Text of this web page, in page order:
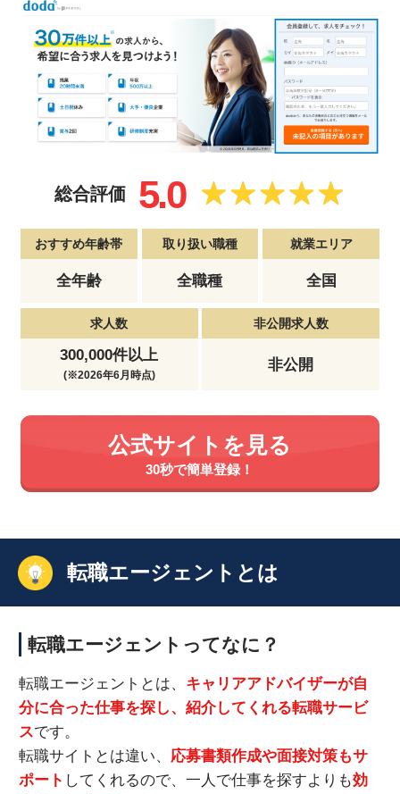
総合評価 5.0
おすすめ年齢帯
全年齢
取り扱い職種
全職種
就業エリア
全国
求人数
300,000件以上
(※2026年6月時点)
非公開求人数
非公開
公式サイトを見る
30秒で簡単登録！
転職エージェントとは
転職エージェントってなに？
転職エージェントとは、 キャリアアドバイザーが自
分に合った仕事を探し、紹介してくれる転職サービ
スです。
転職サイトとは違い、 応募書類作成や面接対策もサ
ポート してくれるので、一人で仕事を探すよりも効